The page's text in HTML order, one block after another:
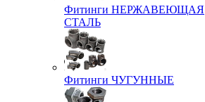
Фитинги НЕРЖАВЕЮЩАЯ
СТАЛЬ
Фитинги ЧУГУННЫЕ